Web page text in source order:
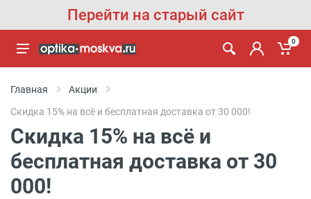
Перейти на старый сайт
0
Главная
Акции
Скидка 15% на всё и бесплатная доставка от 30 000!
Скидка 15% на всё и
бесплатная доставка от 30
000!